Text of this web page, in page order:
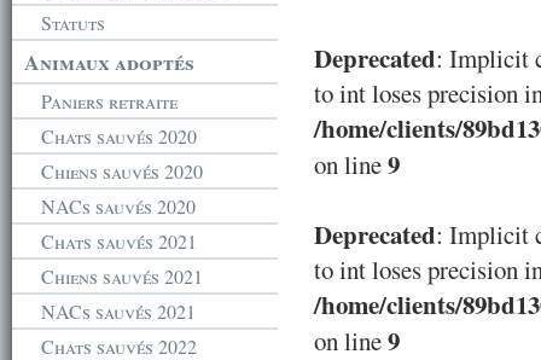
Statuts
Animaux adoptés
Paniers retraite
Chats sauvés 2020
Chiens sauvés 2020
NACs sauvés 2020
Chats sauvés 2021
Chiens sauvés 2021
NACs sauvés 2021
Chats sauvés 2022
Deprecated: Implicit
to int loses precision
/home/clients/
on line9
Deprecated: Implicit
to int loses precision
/home/clients/
on line9